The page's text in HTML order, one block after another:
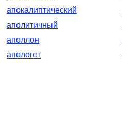
апокалиптический
аполитичный
аполлон
апологет